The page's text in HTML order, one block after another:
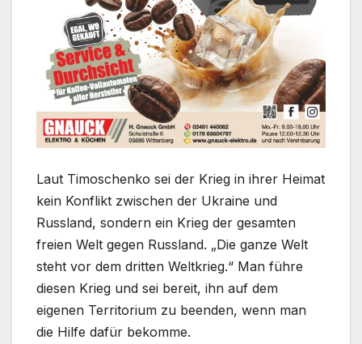
Laut Timoschenko sei der Krieg in ihrer Heimat
kein Konflikt zwischen der Ukraine und
Russland, sondern ein Krieg der gesamten
freien Welt gegen Russland. „Die ganze Welt
steht vor dem dritten Weltkrieg.“ Man führe
diesen Krieg und sei bereit, ihn auf dem
eigenen Territorium zu beenden, wenn man
die Hilfe dafür bekomme.